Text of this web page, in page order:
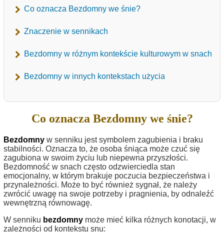
Co oznacza Bezdomny we śnie?
Znaczenie w sennikach
Bezdomny w różnym kontekście kulturowym w snach
Bezdomny w innych kontekstach użycia
Co oznacza Bezdomny we śnie?
Bezdomny w senniku jest symbolem zagubienia i braku
stabilności. Oznacza to, że osoba śniąca może czuć się
zagubiona w swoim życiu lub niepewna przyszłości.
Bezdomność w snach często odzwierciedla stan
emocjonalny, w którym brakuje poczucia bezpieczeństwa i
przynależności. Może to być również sygnał, że należy
zwrócić uwagę na swoje potrzeby i pragnienia, by odnaleźć
wewnętrzną równowagę.
W senniku bezdomny może mieć kilka różnych konotacji, w
zależności od kontekstu snu: